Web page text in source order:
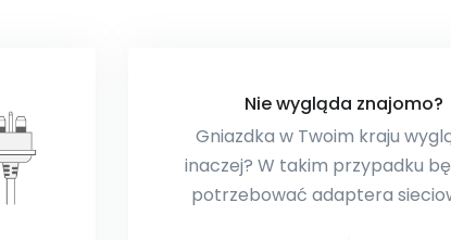
Nie wygląda znajomo?
Gniazdka w Twoim kraju
inaczej? W takim przypadku
potrzebować adaptera